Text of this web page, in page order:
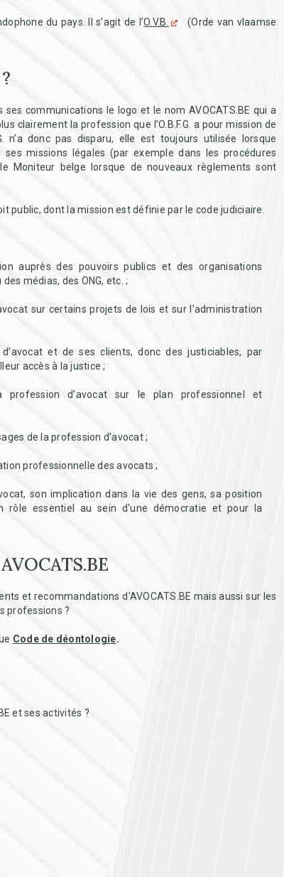
du pays. Il s’agit de l’O.V.B.
(Orde van vlaamse
ses communications le logo et le nom AVOCATS.BE qui a
clairement la profession que l’O.B.F.G. a pour mission de
n’a donc pas disparu, elle est toujours utilisée lorsque
ses missions légales (par exemple dans les procédures
Moniteur belge lorsque de nouveaux règlements sont
public, dont la mission est définie par le code judiciaire.
auprès des pouvoirs publics et des organisations
médias, des ONG, etc. ;
sur certains projets de lois et sur l’administration
et de ses clients, donc des justiciables, par
accès à la justice ;
d’avocat sur le plan professionnel et
de la profession d'avocat ;
professionnelle des avocats ;
son implication dans la vie des gens, sa position
rôle essentiel au sein d'une démocratie et pour la
et recommandations d'AVOCATS.BE mais aussi sur les
professions ?
Code de déontologie.
et ses activités ?